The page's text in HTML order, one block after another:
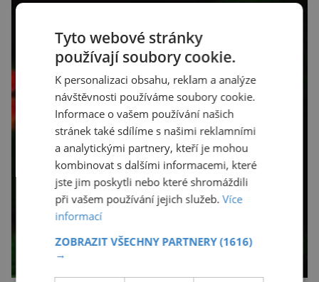
Tyto webové stránky
používají soubory cookie.
K personalizaci obsahu, reklam a analýze
návštěvnosti používáme soubory cookie.
Informace o vašem používání našich
stránek také sdílíme s našimi reklamními
a analytickými partnery, kteří je mohou
kombinovat s dalšími informacemi, které
jste jim poskytli nebo které shromáždili
při vašem používání jejich služeb.Více
informací
ZOBRAZIT VŠECHNY PARTNERY(1616)
→